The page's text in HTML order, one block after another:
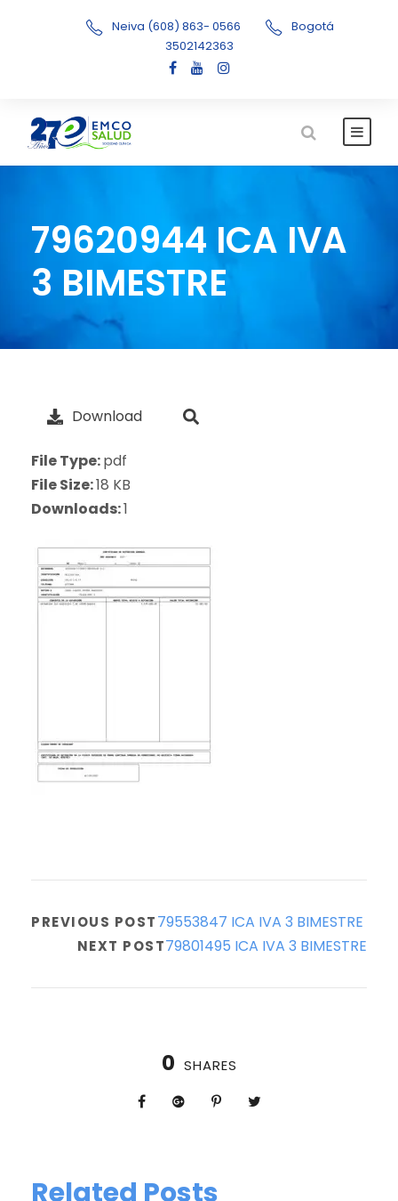
Neiva (608) 863- 0566
Bogotá
3502142363
79620944 ICA IVA
3 BIMESTRE
Download
File Type:pdf
File Size:18 KB
Downloads:1
PREVIOUS POST79553847 ICA IVA 3 BIMESTRE
NEXT POST79801495 ICA IVA 3 BIMESTRE
0 SHARES
Related Posts